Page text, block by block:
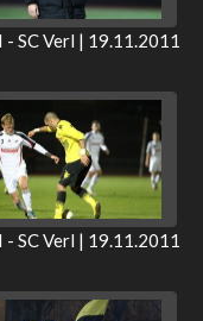
- SC Verl | 19.11.2011
- SC Verl | 19.11.2011